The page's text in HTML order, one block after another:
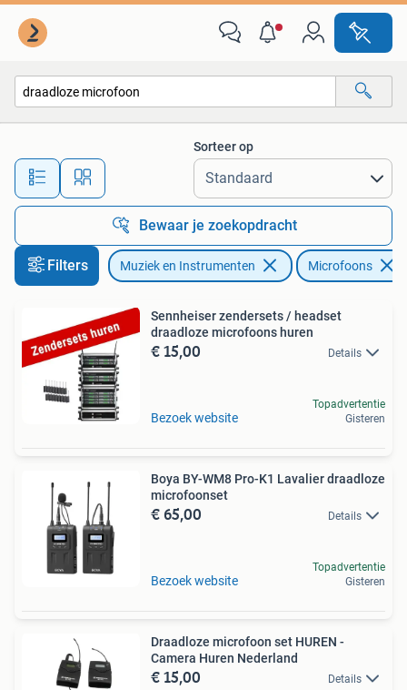
Alle afstanden…
Sorteer op
Bewaar je zoekopdracht
Filters Muziek en Instrumenten Microfoons
Sennheiser zendersets / headset
draadloze microfoons huren
€ 15,00 Details
Bezoek website
Topadvertentie
Gisteren
Boya BY-WM8 Pro-K1 Lavalier draadloze
microfoonset
€ 65,00 Details
Bezoek website
Topadvertentie
Gisteren
Draadloze microfoon set HUREN -
Camera Huren Nederland
€ 15,00 Details